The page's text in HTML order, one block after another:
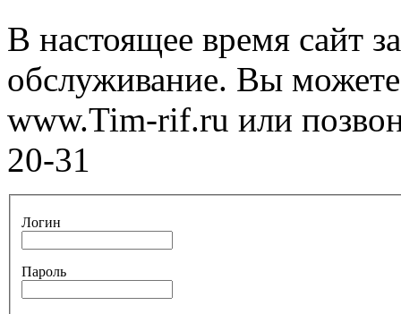
В настоящее время сайт
обслуживание. Вы можете
www.Tim-rif.ru или
20-31
Логин
Пароль